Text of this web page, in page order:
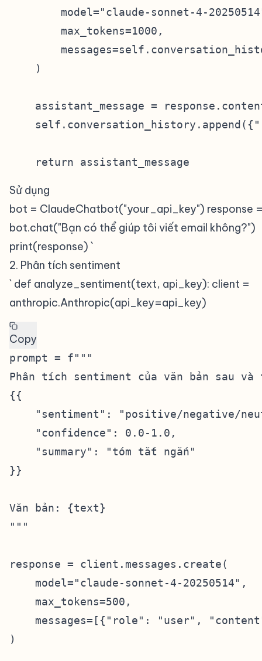
model="claude-sonnet-4-
        max_tokens=1000,
    )
assistant_message =
Sử dụng
bot = ClaudeChatbot("your_api_key") response
bot.chat("Bạn có thể giúp tôi viết email không?")
print(response) `
2. Phân tích sentiment
` def analyze_sentiment(text, api_key): client =
anthropic.Anthropic(api_key=api_key)
Copy
prompt = f"""
Phân tích sentiment của văn bản sau
{{
"sentiment": "positive/negative/
    "confidence": 0.0-1.0,
    "summary": "tóm tắt ngắn"
}}
Văn bản: {text}
"""
response = client.messages.create(
    model="claude-sonnet-4-20250514",
    max_tokens=500,
messages=[{"role": "user",
)